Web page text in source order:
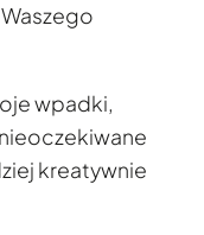
wpadki,
kreatywnie